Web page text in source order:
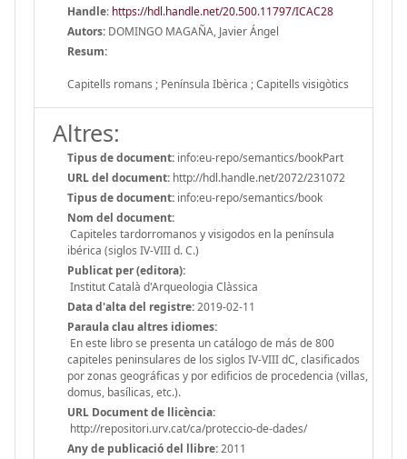
Handle: https://hdl.handle.net/20.500.11797/ICAC28
Autors: DOMINGO MAGAÑA, Javier Ángel
Resum:
Capitells romans ; Península Ibèrica ; Capitells visigòtics
Altres:
Tipus de document: info:eu-repo/semantics/bookPart
URL del document: http://hdl.handle.net/2072/231072
Tipus de document: info:eu-repo/semantics/book
Nom del document:
Capiteles tardorromanos y visigodos en la península
ibérica (siglos IV-VIII d. C.)
Publicat per (editora):
Institut Català d'Arqueologia Clàssica
Data d'alta del registre:2019-02-11
Paraula clau altres idiomes:
En este libro se presenta un catálogo de más de 800
capiteles peninsulares de los siglos IV-VIII dC, clasificados
por zonas geográficas y por edificios de procedencia (villas,
domus, basílicas, etc.).
URL Document de llicència:
http://repositori.urv.cat/ca/proteccio-de-dades/
Any de publicació del llibre:2011